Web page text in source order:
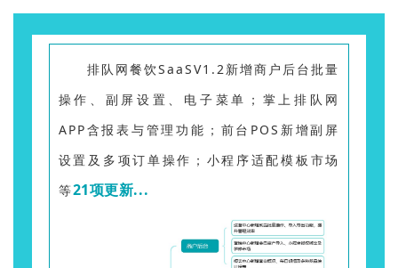
排队网餐饮SaaSV1.2新增商户后台批量
操作、副屏设置、电子菜单；掌上排队网
APP含报表与管理功能；前台POS新增副屏
设置及多项订单操作；小程序适配模板市场
等21项更新...